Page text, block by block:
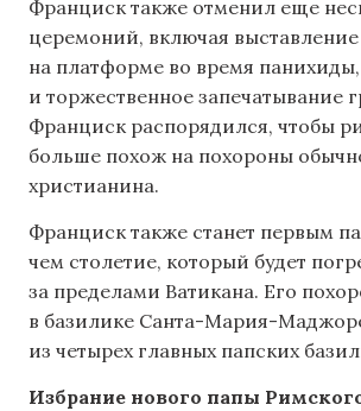
Франциск также отменил еще
церемоний, включая выставление
на платформе во время панихиды,
и торжественное запечатывание
Франциск распорядился, чтобы
больше похож на похороны
христианина.
Франциск также станет первым
чем столетие, который будет
за пределами Ватикана. Его
в базилике Санта-Мария-
из четырех главных папских
Избрание нового папы